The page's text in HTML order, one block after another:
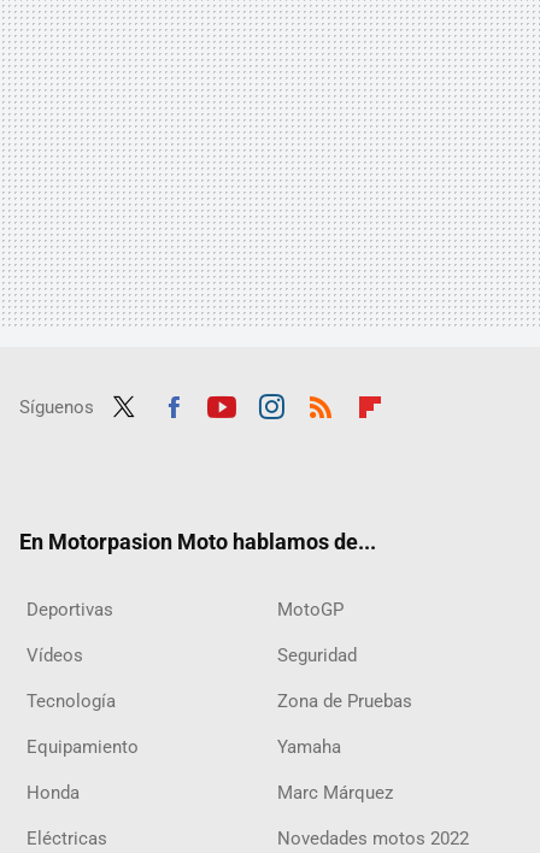
Síguenos
En Motorpasion Moto hablamos de...
Deportivas MotoGP
Vídeos Seguridad
Tecnología Zona de Pruebas
Equipamiento Yamaha
Honda Marc Márquez
Eléctricas Novedades motos 2022